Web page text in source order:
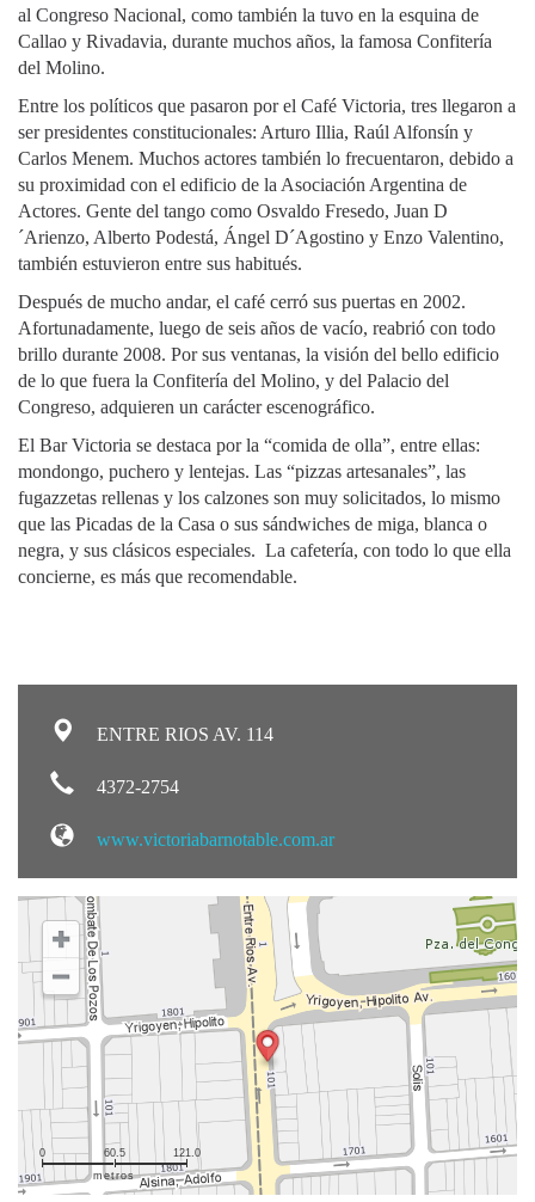
al Congreso Nacional, como también la tuvo en la esquina de
Callao y Rivadavia, durante muchos años, la famosa Confitería
del Molino.
Entre los políticos que pasaron por el Café Victoria, tres llegaron a
ser presidentes constitucionales: Arturo Illia, Raúl Alfonsín y
Carlos Menem. Muchos actores también lo frecuentaron, debido a
su proximidad con el edificio de la Asociación Argentina de
Actores. Gente del tango como Osvaldo Fresedo, Juan D
´Arienzo, Alberto Podestá, Ángel D´Agostino y Enzo Valentino,
también estuvieron entre sus habitués.
Después de mucho andar, el café cerró sus puertas en 2002.
Afortunadamente, luego de seis años de vacío, reabrió con todo
brillo durante 2008. Por sus ventanas, la visión del bello edificio
de lo que fuera la Confitería del Molino, y del Palacio del
Congreso, adquieren un carácter escenográfico.
El Bar Victoria se destaca por la “comida de olla”, entre ellas:
mondongo, puchero y lentejas. Las “pizzas artesanales”, las
fugazzetas rellenas y los calzones son muy solicitados, lo mismo
que las Picadas de la Casa o sus sándwiches de miga, blanca o
negra, y sus clásicos especiales. La cafetería, con todo lo que ella
concierne, es más que recomendable.
ENTRE RIOS AV. 114
4372-2754
www.victoriabarnotable.com.ar
metros
0 60.5 121.0